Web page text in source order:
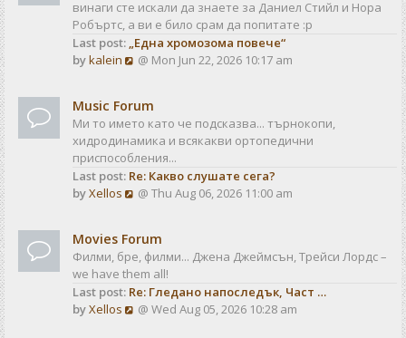
h
e
l
a
s
t
p
o
s
винаги сте искали да знаете за Даниел Стийл и Нора
Робъртс, а ви е било срам да попитате :р
Last post: „Една хромозома повече“
bykalein
V
w
t
h
e
l
a
s
t
p
o
s
@ Mon Jun 22, 2026 10:17 am
Music Forum
Ми то името като че подсказва... търнокопи,
хидродинамика и всякакви ортопедични
приспособления...
Last post: Re: Какво слушате сега?
byXellos
V
w
t
h
e
@ Thu Aug 06, 2026 11:00 am
Movies Forum
Филми, бре, филми... Джена Джеймсън, Трейси Лордс –
we have them all!
Last post: Re: Гледано напоследък, Част …
byXellos
V@ Wed Aug 05, 2026 10:28 am